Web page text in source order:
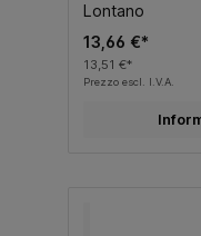
Lontano
13,66 €*
13,51 €*
Prezzo escl. I.V.A.